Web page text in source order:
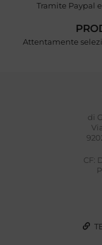
Tramite Paypal
Attentamente
di
CF: